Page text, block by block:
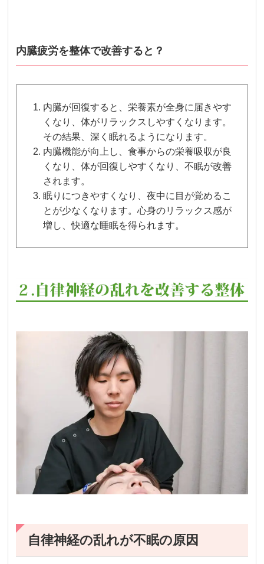
内臓疲労を整体で改善すると？
内臓が回復すると、栄養素が全身に届きやす
くなり、体がリラックスしやすくなります。
その結果、深く眠れるようになります。
内臓機能が向上し、食事からの栄養吸収が良
くなり、体が回復しやすくなり、不眠が改善
されます。
眠りにつきやすくなり、夜中に目が覚めるこ
とが少なくなります。心身のリラックス感が
増し、快適な睡眠を得られます。
自律神経の乱れが不眠の原因